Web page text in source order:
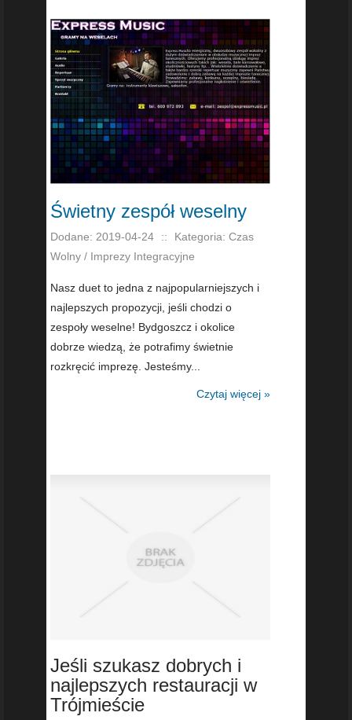
Świetny zespół weselny
Dodane: 2019-04-24 ::
Kategoria: Czas
Wolny / Imprezy Integracyjne
Nasz duet to jedna z najpopularniejszych i
najlepszych propozycji, jeśli chodzi o
zespoły weselne! Bydgoszcz i okolice
dobrze wiedzą, że potrafimy świetnie
rozkręcić imprezę. Jesteśmy...
Czytaj więcej »
Jeśli szukasz dobrych i
najlepszych restauracji w
Trójmieście